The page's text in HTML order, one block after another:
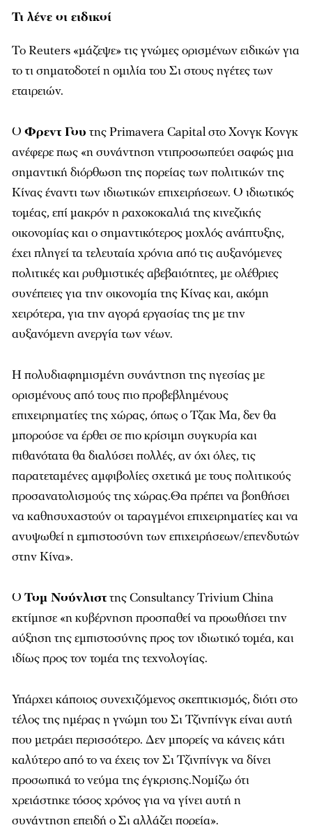
Τι λένε οι ειδικοί
Το Reuters «μάζεψε» τις γνώμες ορισμένων ειδικών για
το τι σηματοδοτεί η ομιλία του Σι στους ηγέτες των
εταιρειών.
Ο Φρεντ Γου της Primavera Capital στο Χονγκ Κονγκ
ανέφερε πως «η συνάντηση ντιπροσωπεύει σαφώς μια
σημαντική διόρθωση της πορείας των πολιτικών της
Κίνας έναντι των ιδιωτικών επιχειρήσεων. Ο ιδιωτικός
τομέας, επί μακρόν η ραχοκοκαλιά της κινεζικής
οικονομίας και ο σημαντικότερος μοχλός ανάπτυξης,
έχει πληγεί τα τελευταία χρόνια από τις αυξανόμενες
πολιτικές και ρυθμιστικές αβεβαιότητες, με ολέθριες
συνέπειες για την οικονομία της Κίνας και, ακόμη
χειρότερα, για την αγορά εργασίας της με την
αυξανόμενη ανεργία των νέων.
Η πολυδιαφημισμένη συνάντηση της ηγεσίας με
ορισμένους από τους πιο προβεβλημένους
επιχειρηματίες της χώρας, όπως ο Τζακ Μα, δεν θα
μπορούσε να έρθει σε πιο κρίσιμη συγκυρία και
πιθανότατα θα διαλύσει πολλές, αν όχι όλες, τις
παρατεταμένες αμφιβολίες σχετικά με τους πολιτικούς
προσανατολισμούς της χώρας.Θα πρέπει να βοηθήσει
να καθησυχαστούν οι ταραγμένοι επιχειρηματίες και να
ανυψωθεί η εμπιστοσύνη των επιχειρήσεων/επενδυτών
στην Κίνα».
Ο Τομ Νούνλισττης Consultancy Trivium China
εκτίμησε «η κυβέρνηση προσπαθεί να προωθήσει την
αύξηση της εμπιστοσύνης προς τον ιδιωτικό τομέα, και
ιδίως προς τον τομέα της τεχνολογίας.
Υπάρχει κάποιος συνεχιζόμενος σκεπτικισμός, διότι στο
τέλος της ημέρας η γνώμη του Σι Τζινπίνγκ είναι αυτή
που μετράει περισσότερο. Δεν μπορείς να κάνεις κάτι
καλύτερο από το να έχεις τον Σι Τζινπίνγκ να δίνει
προσωπικά το νεύμα της έγκρισης.Νομίζω ότι
χρειάστηκε τόσος χρόνος για να γίνει αυτή η
συνάντηση επειδή ο Σι αλλάζει πορεία».